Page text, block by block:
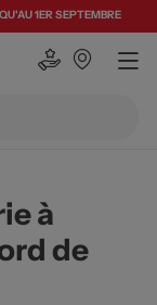
1ER SEPTEMBRE
à
de